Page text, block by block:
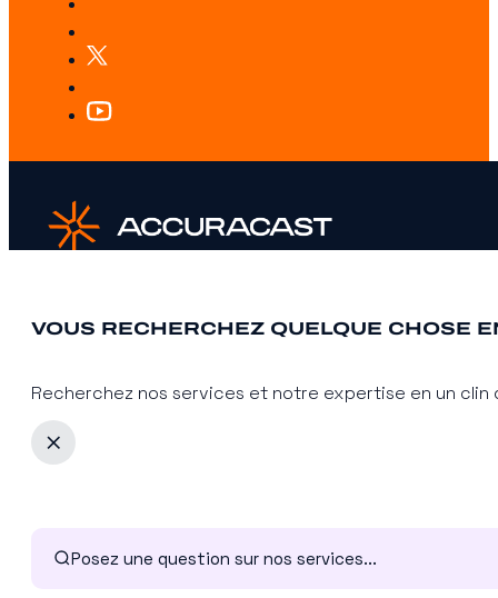
L’agence
Références
VOUS RECHERCHEZ QUELQUE CHOSE
Recherchez nos services et notre expertise en un clin